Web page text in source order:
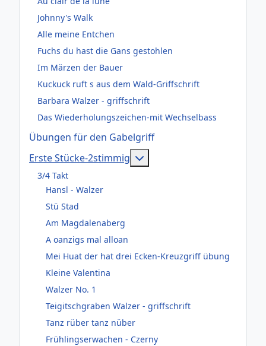
Johnny's Walk
Alle meine Entchen
Fuchs du hast die Gans gestohlen
Im Märzen der Bauer
Kuckuck ruft s aus dem Wald-Griffschrift
Barbara Walzer - griffschrift
Das Wiederholungszeichen-mit Wechselbass
Übungen für den Gabelgriff
Erste Stücke-2stimmig
3/4 Takt
Hansl - Walzer
Stü Stad
Am Magdalenaberg
A oanzigs mal alloan
Mei Huat der hat drei Ecken-Kreuzgriff übung
Kleine Valentina
Walzer No. 1
Teigitschgraben Walzer - griffschrift
Tanz rüber tanz nüber
Frühlingserwachen - Czerny